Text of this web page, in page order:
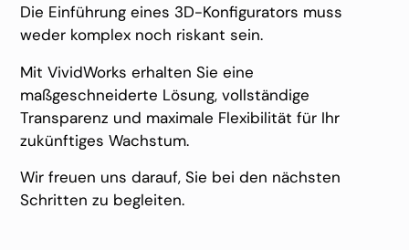
Die Einführung eines 3D-Konfigurators muss
weder komplex noch riskant sein.
Mit VividWorks erhalten Sie eine
maßgeschneiderte Lösung, vollständige
Transparenz und maximale Flexibilität für Ihr
zukünftiges Wachstum.
Wir freuen uns darauf, Sie bei den nächsten
Schritten zu begleiten.